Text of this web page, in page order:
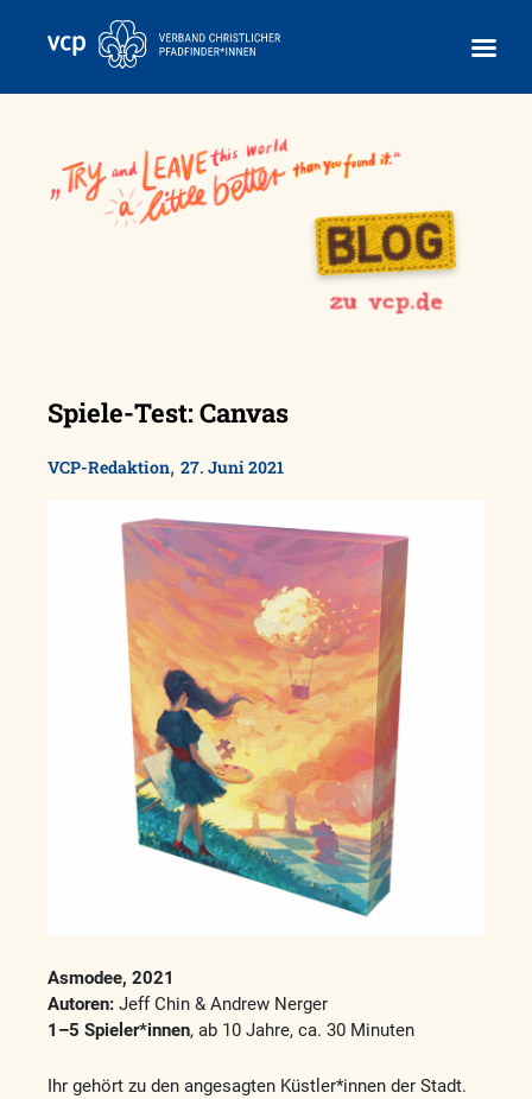
Spiele-Test: Canvas
VCP-Redaktion, 27. Juni 2021
Asmodee, 2021
Autoren: Jeff Chin & Andrew Nerger
1–5 Spieler*innen, ab 10 Jahre, ca. 30 Minuten
Ihr gehört zu den angesagten Küstler*innen der Stadt.